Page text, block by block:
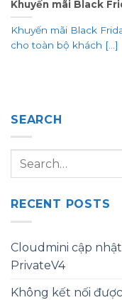
Khuyến mãi Black
Khuyến mãi Black
cho toàn bộ khách [...]
SEARCH
RECENT POSTS
Cloudmini cập
PrivateV4
Không kết nối